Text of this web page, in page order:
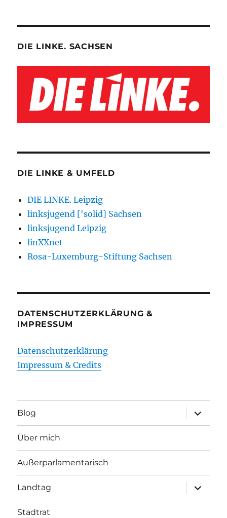
DIE LINKE. SACHSEN
DIE LINKE & UMFELD
DIE LINKE. Leipzig
linksjugend ['solid] Sachsen
linksjugend Leipzig
linXXnet
Rosa-Luxemburg-Stiftung Sachsen
DATENSCHUTZERKLÄRUNG &
IMPRESSUM
Datenschutzerklärung
Impressum & Credits
Blog
öffnen
Über mich
Außerparlamentarisch
Landtag
öffnen
Stadtrat